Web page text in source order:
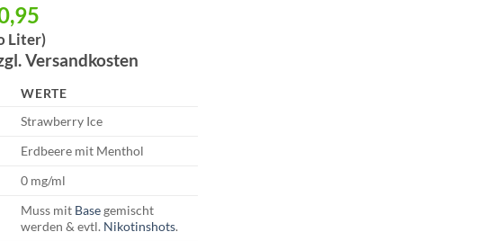
Preis
ist:
Liter)
Versandkosten
WERTE
Strawberry Ice
Erdbeere mit Menthol
0 mg/ml
Muss mit Basegemischt
werden & evtl. Nikotinshots.